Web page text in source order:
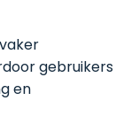
gebruikers
en